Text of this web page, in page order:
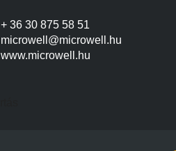
+ 36 30 875 58 51
microwell@microwell.hu
www.microwell.hu